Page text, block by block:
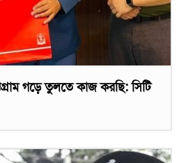
গড়ে তুলতে কাজ করছি: সিটি